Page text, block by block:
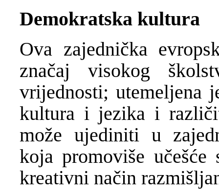
Demokratska kultura
Ova zajednička
značaj visokog
vrijednosti; utemeljena
kultura i jezika i
može ujediniti u
koja promoviše
kreativni način